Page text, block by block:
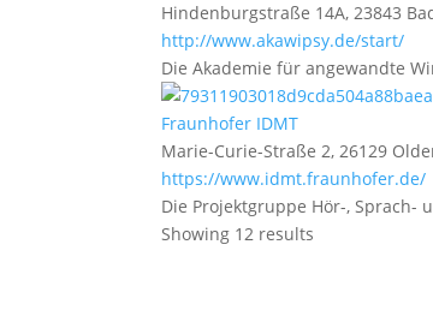
Hindenburgstraße 14A, 23843
http://www.akawipsy.de/start/
Die Akademie für angewandte
Fraunhofer IDMT
Marie-Curie-Straße 2, 26129
https://www.idmt.fraunhofer.de/
Die Projektgruppe Hör-, Sprach-
Showing 12 results